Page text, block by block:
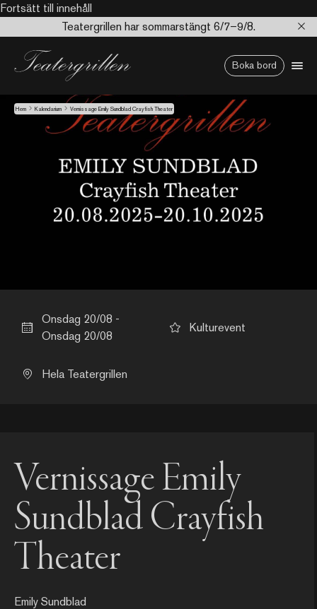
Fortsätt till innehåll
Teatergrillen har sommarstängt 6/7–9/8.
Boka bord
Hem Kalendarium Vernissage Emily Sundblad Crayfish Theater
Vernissage Emily
Sundblad Crayfish
Theater
Emily Sundblad
Onsdag 20/08 -
Onsdag 20/08
Kulturevent
Hela Teatergrillen